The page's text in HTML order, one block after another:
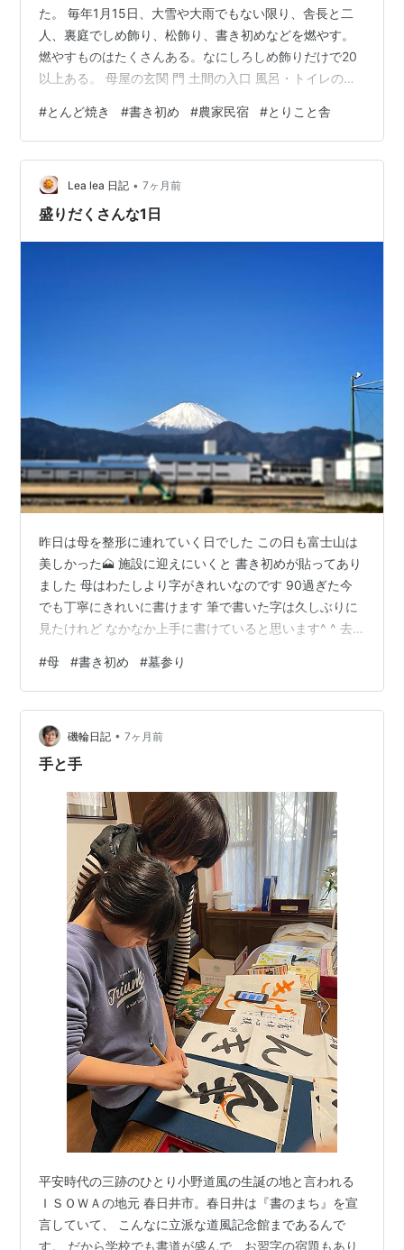
た。 毎年1月15日、大雪や大雨でもない限り、舎長と二
人、裏庭でしめ飾り、松飾り、書き初めなどを燃やす。
燃やすものはたくさんある。なにしろしめ飾りだけで20
以上ある。 母屋の玄関 門 土間の入口 風呂・トイレの入
（２台）、トラクター、作業小屋など。20箇所以上に飾
る。 私は毎年、「もう少し減らしたらどう？」と不満を
ぶつけてきた。しめ飾りの縄綯いも大変だが、それ以上
にウラジロ取りが過酷。 ウラジロというのは変わった植
生を持っていて、他のシダ類と同じ所には生えない。例
#とんど焼き #書き初め #農家民宿 #とりこと舎
Lea lea 日記 • 7ヶ月前
盛りだくさんな1日
昨日は母を整形に連れていく日でした この日も富士山は
美しかった🗻 施設に迎えにいくと 書き初めが貼ってあり
ました 母はわたしより字がきれいなのです 90過ぎた今
でも丁寧にきれいに書けます 筆で書いた字は久しぶりに
見たけれど なかなか上手に書けていると思います^ ^ 去
は施設で過ごした母 2週間ぶりだったけど 意外に元気で
安心しました 今回のレントゲンでも骨折は見当たらなく
て、 よかった❣️ 母を施設に送り届けて その足で暮れにで
きなかった父の墓参りに ちょうどブログを書いている今
日が命日です 父のお墓は市街地から少し離れた 小高い丘
#母 #書き初め #墓参り
磯輪日記 • 7ヶ月前
手と手
平安時代の三跡のひとり小野道風の生誕の地と言われる
ＩＳＯＷＡの地元 春日井市。春日井は『書のまち』を宣
言していて、 こんなに立派な道風記念館まであるんで
す。 だから学校でも書道が盛んで、お習字の宿題もあり